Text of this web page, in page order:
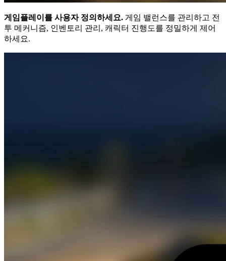
게임플레이를 사용자 정의하세요. 게임 밸런스를 관리하고 전
투 메커니즘, 인벤토리 관리, 캐릭터 진행도를 정밀하게 제어
하세요.